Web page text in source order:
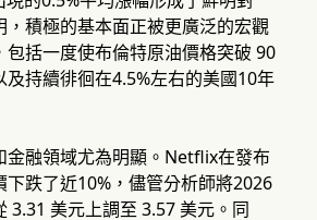
，積極的基本面正被更廣泛的宏觀
包括一度使布倫特原油價格突破 90
持續徘徊在4.5%左右的美國10年
金融領域尤為明顯。Netflix在發布
下跌了近10%，儘管分析師將2026
3.31 美元上調至 3.57 美元。同